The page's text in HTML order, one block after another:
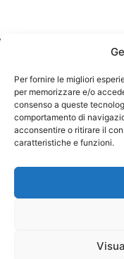
Per fornire le migliori
per memorizzare e/o
consenso a queste
comportamento di
acconsentire o ritirare il
caratteristiche e funzioni.